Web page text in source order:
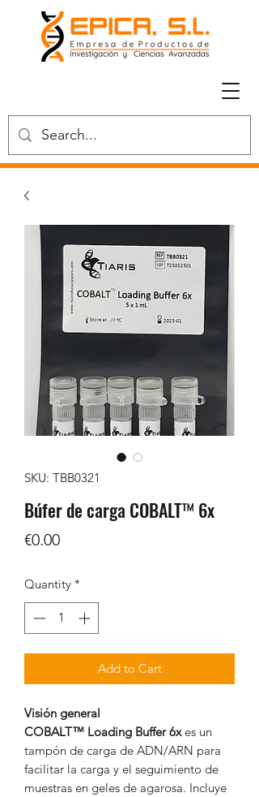
SKU: TBB0321
Búfer de carga COBALT™ 6x
€0.00Price
Quantity *
Add to Cart
Visión general
COBALT™ Loading Buffer 6xes un
tampón de carga de ADN/ARN para
facilitar la carga y el seguimiento de
muestras en geles de agarosa. Incluye